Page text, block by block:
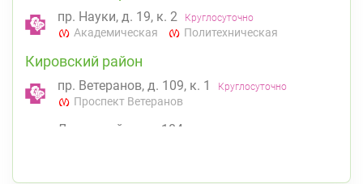
пр. Науки, д. 19, к. 2 Круглосуточно
Академическая Политехническая
Кировский район
пр. Ветеранов, д. 109, к. 1 Круглосуточно
Проспект Ветеранов
Ленинский пр., д.104